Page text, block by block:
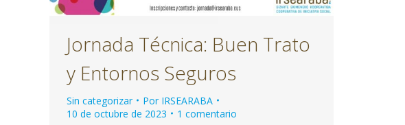
Jornada Técnica: Buen Trato
y Entornos Seguros
Sin categorizar Por IRSEARABA
10 de octubre de 2023
1 comentario